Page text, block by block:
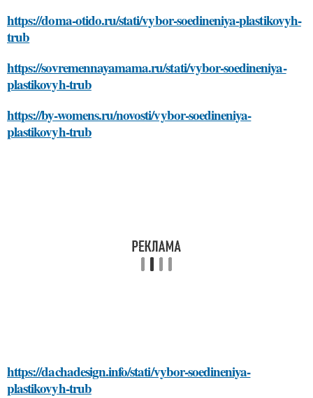
https://doma-otido.ru/stati/vybor-soedineniya-plastikovyh-
trub
https://sovremennayamama.ru/stati/vybor-soedineniya-
plastikovyh-trub
https://by-womens.ru/novosti/vybor-soedineniya-
plastikovyh-trub
https://dachadesign.info/stati/vybor-soedineniya-
plastikovyh-trub